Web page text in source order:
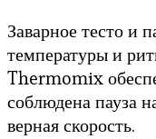
Заварное тесто и
температуры и
Thermomix
соблюдена пауза
верная скорость.